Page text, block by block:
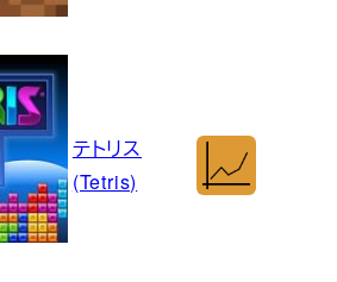
テトリス
(Tetris)